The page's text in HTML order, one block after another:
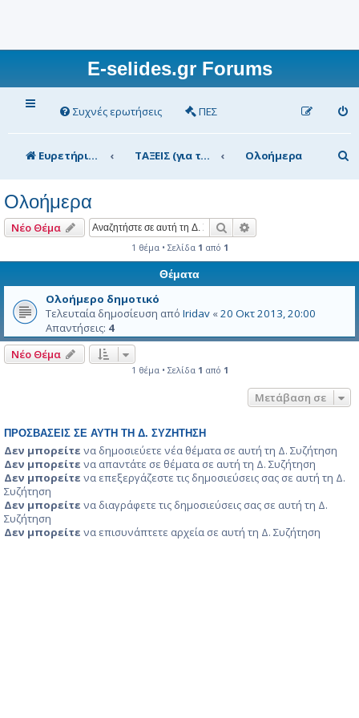
E-selides.gr Forums
Συχνές ερωτήσεις ΠΕΣ
Ευρετήριο Δ. Συζήτησης ΤΑΞΕΙΣ (για τα μέλη) Ολοήμερα
ν
η
Ολοήμερα
Νέο Θέμα Αναζήτηση
1 θέμα • Σελίδα 1 από 1
Θέματα
Ολοήμερο δημοτικό
Τελευταία δημοσίευση από Iridav «20 Οκτ 2013, 20:00
Απαντήσεις: 4
Νέο Θέμα
1 θέμα • Σελίδα 1 από 1
Μετάβαση σε
ΠΡΟΣΒΆΣΕΙΣ ΣΕ ΑΥΤΉ ΤΗ Δ. ΣΥΖΉΤΗΣΗ
Δεν μπορείτε να δημοσιεύετε νέα θέματα σε αυτή τη Δ. Συζήτηση
Δεν μπορείτε να απαντάτε σε θέματα σε αυτή τη Δ. Συζήτηση
Δεν μπορείτε να επεξεργάζεστε τις δημοσιεύσεις σας σε αυτή τη Δ.
Συζήτηση
Δεν μπορείτε να διαγράφετε τις δημοσιεύσεις σας σε αυτή τη Δ.
Συζήτηση
Δεν μπορείτε να επισυνάπτετε αρχεία σε αυτή τη Δ. Συζήτηση